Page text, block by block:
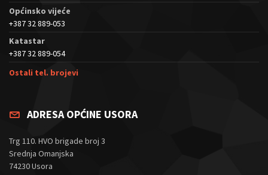
Općinsko vijeće
+387 32 889-053
Katastar
+387 32 889-054
Ostali tel. brojevi
ADRESA OPĆINE USORA
Trg 110. HVO brigade broj 3
Srednja Omanjska
74230 Usora